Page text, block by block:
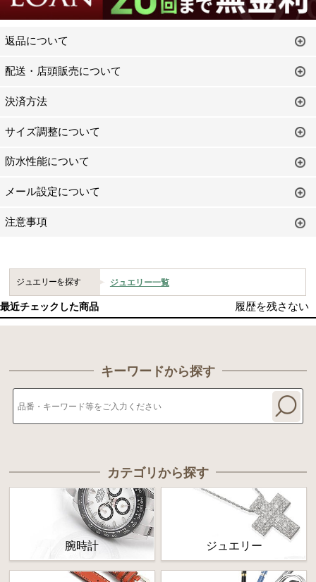
返品について
配送・店頭販売について
決済方法
サイズ調整について
防水性能について
メール設定について
注意事項
ジュエリーを探す ジュエリー一覧
最近チェックした商品 履歴を残さない
キーワードから探す
カテゴリから探す
腕時計 ジュエリー